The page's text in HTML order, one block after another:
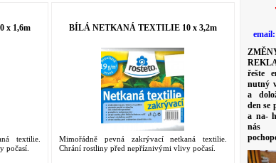
x 1,6m
textilie.
počasí.
BÍLÁ NETKANÁ TEXTILIE 10 x 3,2m
Mimořádně pevná zakrývací netkaná textilie.
Chrání rostliny před nepříznivými vlivy počasí.
email:
řešte
nutný
a
den se
a na-
nás